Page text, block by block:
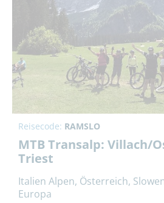
Reisecode: RAMSLO
MTB Transalp: Villach/
Triest
Italien Alpen, Österreich,
Europa